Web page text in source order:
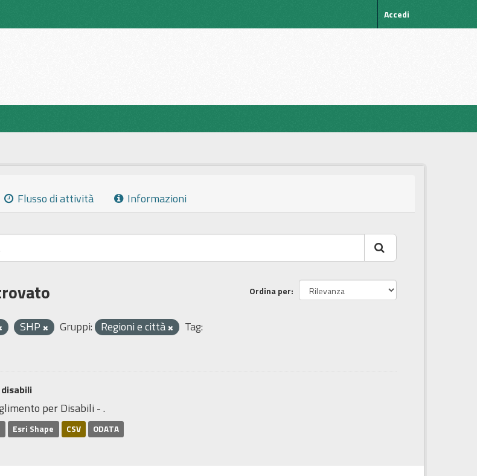
Accedi
Flusso di attività Informazioni
Ordina per
SHP Gruppi: Regioni e città
Tag:
per Disabili - .
Esri Shape CSV ODATA